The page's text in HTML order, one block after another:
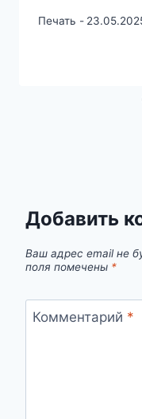
Печать -
Добавить
Ваш адрес email не
поля помечены *
Комментарий *